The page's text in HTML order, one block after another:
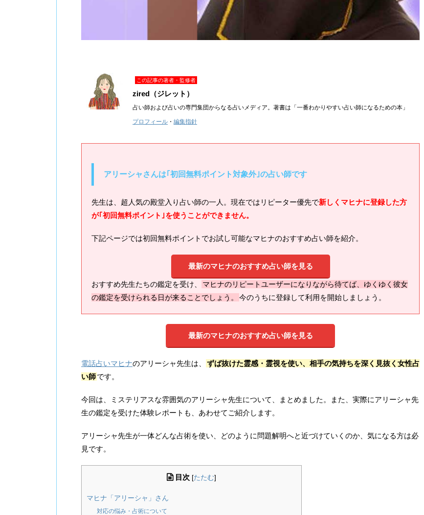
この記事の著者・監修者
zired（ジレット）
占い師および占いの専門集団からなる占いメディア。著書は「一番わかりやすい占い師になるための本」
プロフィール ・ 編集指針
アリーシャさんは｢初回無料ポイント対象外｣の占い師です
先生は、超人気の殿堂入り占い師の一人。現在ではリピーター優先で新しくマヒナに登録した方
が｢初回無料ポイント｣を使うことができません。
下記ページでは初回無料ポイントでお試し可能なマヒナのおすすめ占い師を紹介。
最新のマヒナのおすすめ占い師を見る
おすすめ先生たちの鑑定を受け、
マヒナのリピートユーザーになりながら待てば、ゆくゆく彼女
の鑑定を受けられる日が来ることでしょう。
今のうちに登録して利用を開始しましょう。
最新のマヒナのおすすめ占い師を見る
電話占いマヒナのアリーシャ先生は、
ずば抜けた霊感・霊視を使い、相手の気持ちを深く見抜く女性占
い師です。
今回は、ミステリアスな雰囲気のアリーシャ先生について、まとめました。また、実際にアリーシャ先
生の鑑定を受けた体験レポートも、あわせてご紹介します。
アリーシャ先生が一体どんな占術を使い、どのように問題解明へと近づけていくのか、気になる方は必
見です。
目次 [たたむ]
マヒナ「アリーシャ」さん
対応の悩み・占術について